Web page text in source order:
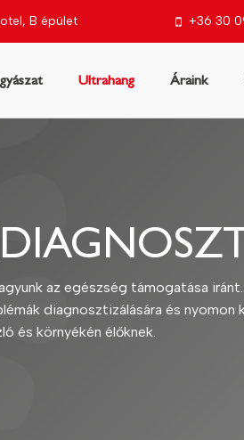
B épület +36 30
Ultrahang Áraink
az egészség támogatása
diagnosztizálására és
és környékén élőknek.